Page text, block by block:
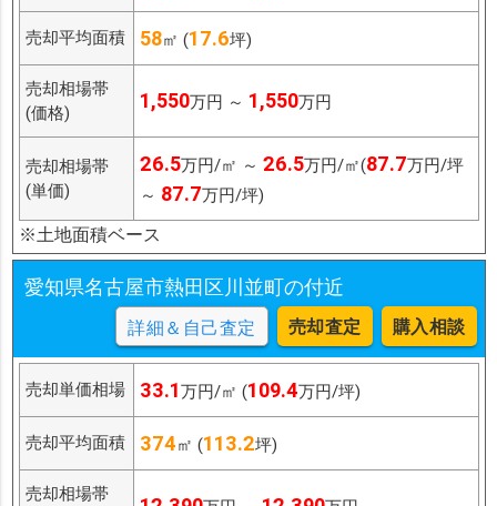
売却平均面積 58㎡ (17.6坪)
売却相場帯
(価格)
1,550万円 ～ 1,550万円
売却相場帯
(単価)
26.5万円/㎡ ～ 26.5万円/㎡(87.7万円/坪
～ 87.7万円/坪)
※土地面積ベース
愛知県名古屋市熱田区川並町の付近
詳細＆自己査定 売却査定 購入相談
売却単価相場 33.1万円/㎡ (109.4万円/坪)
売却平均面積 374㎡ (113.2坪)
売却相場帯